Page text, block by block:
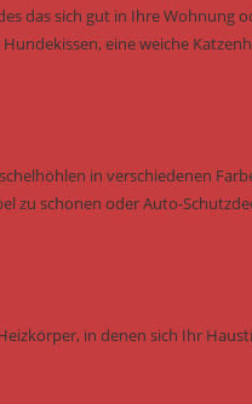
das sich gut in Ihre Wohnung
eine weiche
in verschiedenen
zu schonen oder Auto-
in denen sich Ihr